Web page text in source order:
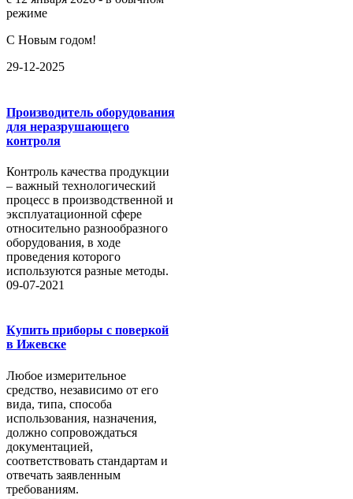
режиме
С Новым годом!
29-12-2025
Производитель оборудования
для неразрушающего
контроля
Контроль качества продукции
– важный технологический
процесс в производственной и
эксплуатационной сфере
относительно разнообразного
оборудования, в ходе
проведения которого
используются разные методы.
09-07-2021
Купить приборы с поверкой
в Ижевске
Любое измерительное
средство, независимо от его
вида, типа, способа
использования, назначения,
должно сопровождаться
документацией,
соответствовать стандартам и
отвечать заявленным
требованиям.